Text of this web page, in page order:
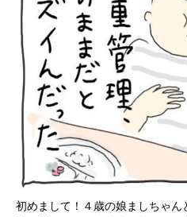
初めまして！４歳の娘ましちゃん